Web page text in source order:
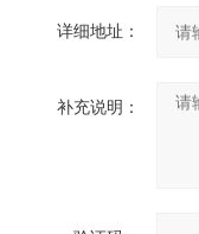
详细地址：
补充说明：